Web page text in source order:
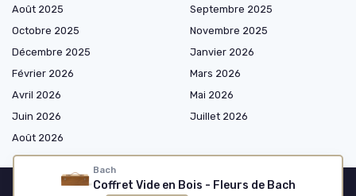
Bach
Coffret Vide en Bois - Fleurs de Bach
Août 2025
Septembre 2025
Octobre 2025
Novembre 2025
Décembre 2025
Janvier 2026
Février 2026
Mars 2026
Avril 2026
Mai 2026
Juin 2026
Juillet 2026
Août 2026